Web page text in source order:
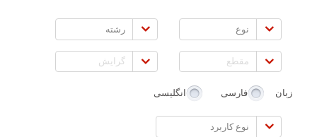
نوع رشته
مقطع گرایش
زبان فارسی انگلیسی
نوع
کاربرد